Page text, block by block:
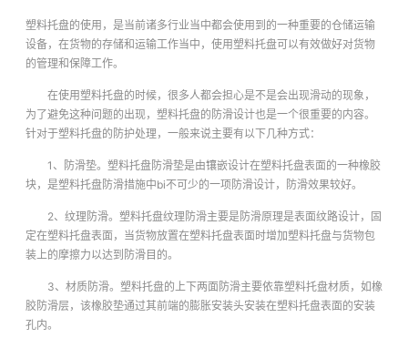
塑料托盘的使用，是当前诸多行业当中都会使用到的一种重要的仓储运输
设备，在货物的存储和运输工作当中，使用塑料托盘可以有效做好对货物
的管理和保障工作。
在使用塑料托盘的时候，很多人都会担心是不是会出现滑动的现象，
为了避免这种问题的出现，塑料托盘的防滑设计也是一个很重要的内容。
针对于塑料托盘的防护处理，一般来说主要有以下几种方式：
1、防滑垫。塑料托盘防滑垫是由镶嵌设计在塑料托盘表面的一种橡胶
块，是塑料托盘防滑措施中bi不可少的一项防滑设计，防滑效果较好。
2、纹理防滑。塑料托盘纹理防滑主要是防滑原理是表面纹路设计，固
定在塑料托盘表面，当货物放置在塑料托盘表面时增加塑料托盘与货物包
装上的摩擦力以达到防滑目的。
3、材质防滑。塑料托盘的上下两面防滑主要依靠塑料托盘材质，如橡
胶防滑层，该橡胶垫通过其前端的膨胀安装头安装在塑料托盘表面的安装
孔内。